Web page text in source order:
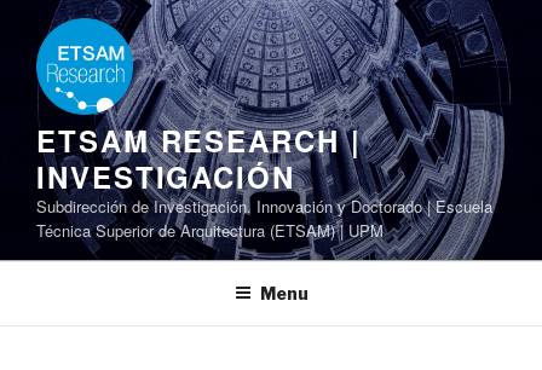
content
ETSAM RESEARCH |
INVESTIGACIÓN
Subdirección de Investigación, Innovación y Doctorado | Escuela
Técnica Superior de Arquitectura (ETSAM) | UPM
Menu